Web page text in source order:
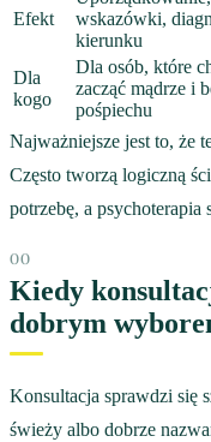
Efekt
wskazówki,
kierunku
Dla
kogo
Dla osób, które
zacząć mądrze i
pośpiechu
Najważniejsze jest to, że
Często tworzą logiczną
potrzebę, a
Kiedy
dobrym
Konsultacja sprawdzi się
świeży albo dobrze